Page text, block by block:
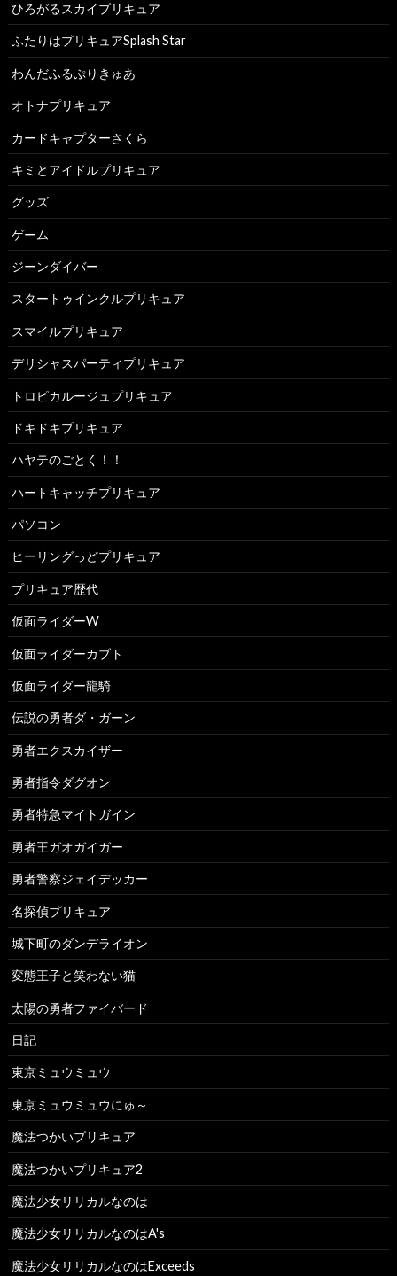
ひろがるスカイプリキュア
ふたりはプリキュアSplash Star
わんだふるぷりきゅあ
オトナプリキュア
カードキャプターさくら
キミとアイドルプリキュア
グッズ
ゲーム
ジーンダイバー
スタートゥインクルプリキュア
スマイルプリキュア
デリシャスパーティプリキュア
トロピカルージュプリキュア
ドキドキプリキュア
ハヤテのごとく！！
ハートキャッチプリキュア
パソコン
ヒーリングっどプリキュア
プリキュア歴代
仮面ライダーW
仮面ライダーカブト
仮面ライダー龍騎
伝説の勇者ダ・ガーン
勇者エクスカイザー
勇者指令ダグオン
勇者特急マイトガイン
勇者王ガオガイガー
勇者警察ジェイデッカー
名探偵プリキュア
城下町のダンデライオン
変態王子と笑わない猫
太陽の勇者ファイバード
日記
東京ミュウミュウ
東京ミュウミュウにゅ～
魔法つかいプリキュア
魔法つかいプリキュア2
魔法少女リリカルなのは
魔法少女リリカルなのはA's
魔法少女リリカルなのはExceeds